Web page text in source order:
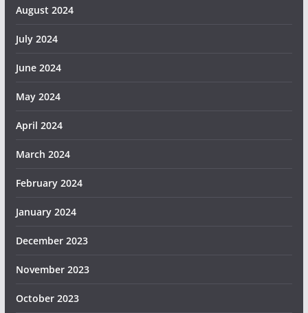
August 2024
July 2024
June 2024
May 2024
April 2024
March 2024
February 2024
January 2024
December 2023
November 2023
October 2023